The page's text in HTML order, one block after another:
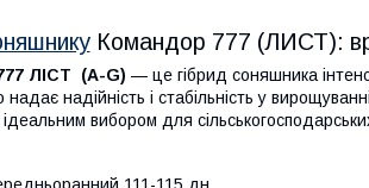
Командор 777 (ЛИСТ):
ЛІСТ (A-G) — це гібрид соняшника
надає надійність і стабільність у
вибором для